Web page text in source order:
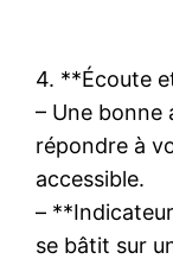
4. **Écoute
– Une bonne
répondre à
accessible.
–
se bâtit sur